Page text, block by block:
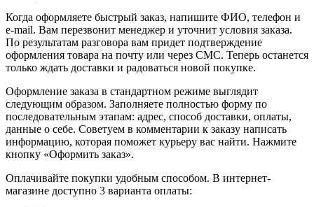
Когда оформляете быстрый заказ, напишите ФИО, телефон и
e-mail. Вам перезвонит менеджер и уточнит условия заказа.
По результатам разговора вам придет подтверждение
оформления товара на почту или через СМС. Теперь останется
только ждать доставки и радоваться новой покупке.
Оформление заказа в стандартном режиме выглядит
следующим образом. Заполняете полностью форму по
последовательным этапам: адрес, способ доставки, оплаты,
данные о себе. Советуем в комментарии к заказу написать
информацию, которая поможет курьеру вас найти. Нажмите
кнопку «Оформить заказ».
Оплачивайте покупки удобным способом. В интернет-
магазине доступно 3 варианта оплаты: